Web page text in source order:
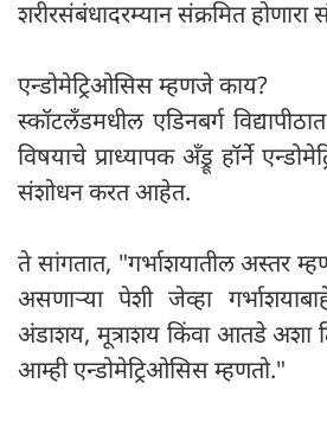
शरीरसंबंधादरम्यान संक्रमित होणारा
एन्डोमेट्रिओसिस म्हणजे काय?
स्कॉटलँडमधील एडिनबर्ग
विषयाचे प्राध्यापक अँड्रू हॉर्ने
संशोधन करत आहेत.
ते सांगतात, "गर्भाशयातील अस्तर
असणाऱ्या पेशी जेव्हा
अंडाशय, मूत्राशय किंवा आतडे अशा
आम्ही एन्डोमेट्रिओसिस म्हणतो."